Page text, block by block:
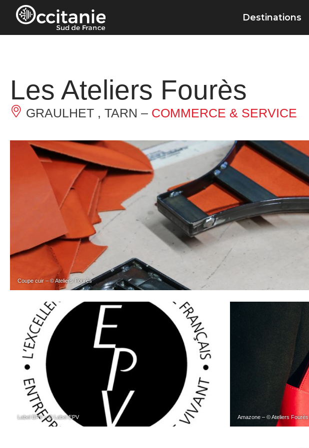
Panneau de gestion des cookies
Destinations
Les Ateliers Fourès
GRAULHET , TARN – COMMERCE & SERVICE
Coupe cuir – © Ateliers Fourès
Label EPV – © Label EPV Amazone – © Ateliers Fourès